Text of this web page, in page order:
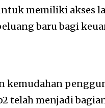
memiliki akses
baru bagi
kemudahan
telah menjadi